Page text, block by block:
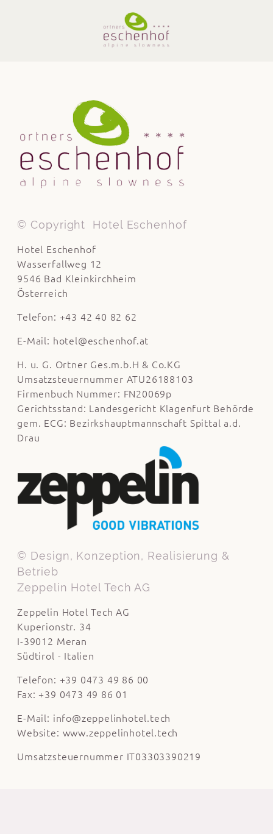
© Copyright Hotel Eschenhof
Hotel Eschenhof
Wasserfallweg 12
9546 Bad Kleinkirchheim
Österreich
Telefon: +43 42 40 82 62
E-Mail: hotel@eschenhof.at
H. u. G. Ortner Ges.m.b.H & Co.KG
Umsatzsteuernummer ATU26188103
Firmenbuch Nummer: FN20069p
Gerichtsstand: Landesgericht Klagenfurt Behörde
gem. ECG: Bezirkshauptmannschaft Spittal a.d.
Drau
© Design, Konzeption, Realisierung &
Betrieb
Zeppelin Hotel Tech AG
Zeppelin Hotel Tech AG
Kuperionstr. 34
I-39012 Meran
Südtirol - Italien
Telefon: +39 0473 49 86 00
Fax: +39 0473 49 86 01
E-Mail: info@zeppelinhotel.tech
Website: www.zeppelinhotel.tech
Umsatzsteuernummer IT03303390219